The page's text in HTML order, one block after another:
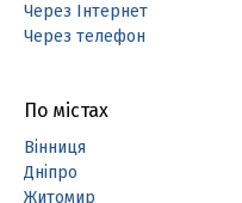
Через Інтернет
Через телефон
По містах
Вінниця
Дніпро
Житомир